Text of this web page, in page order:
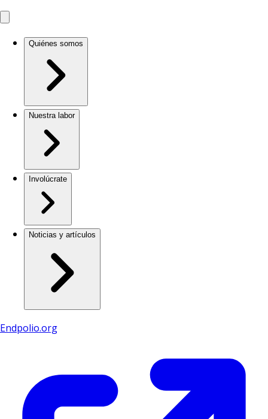
Quiénes somos
Nuestra labor
Involúcrate
Noticias y artículos
Endpolio.org